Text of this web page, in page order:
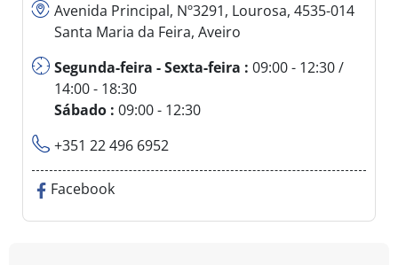
Avenida Principal, Nº3291, Lourosa, 4535-014
Santa Maria da Feira, Aveiro
Segunda-feira - Sexta-feira : 09:00 - 12:30 /
14:00 - 18:30
Sábado : 09:00 - 12:30
+351 22 496 6952
Facebook